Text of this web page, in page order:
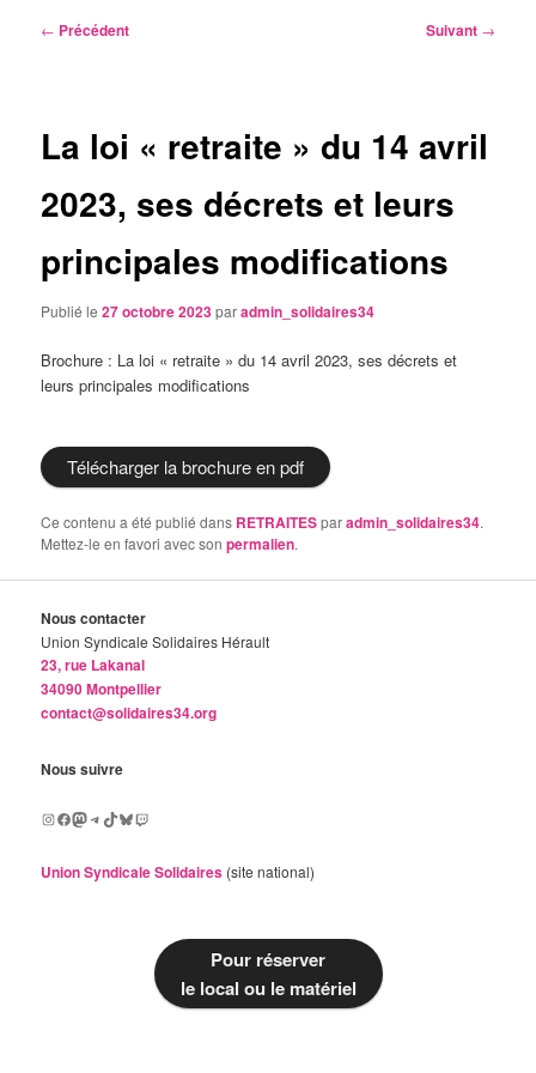
Navigation
← Précédent Suivant →
La loi « retraite » du 14 avril
2023, ses décrets et leurs
principales modifications
Publié le27 octobre 2023paradmin_solidaires34
Brochure : La loi « retraite » du 14 avril 2023, ses décrets et
leurs principales modifications
Télécharger la brochure en pdf
Ce contenu a été publié dans RETRAITESparadmin_solidaires34.
Mettez-le en favori avec sonpermalien.
Nous contacter
Union Syndicale Solidaires Hérault
23, rue Lakanal
34090 Montpellier
contact@solidaires34.org
Nous suivre
Instagram
Facebook
Mastodon
Telegram
TikTok
Bluesky
Twitch
Union Syndicale Solidaires (site national)
Pour réserver
le local ou le matériel